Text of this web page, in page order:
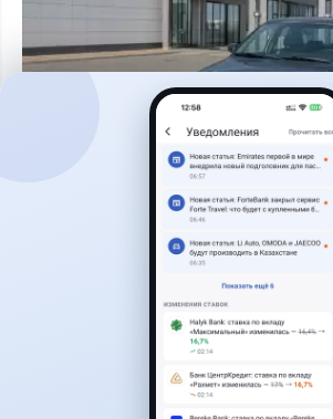
11
7 августа 2026 г., 16:11
Home Credit Bank урезал ставки